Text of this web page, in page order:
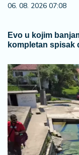
06. 08. 2026 07:08
Evo u kojim
kompletan spisak